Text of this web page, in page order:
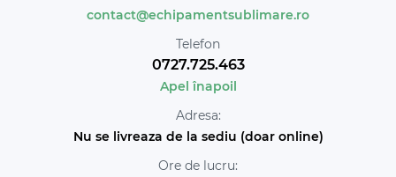
contact@echipamentsublimare.ro
Telefon
0727.725.463
Apel înapoil
Adresa:
Nu se livreaza de la sediu (doar online)
Ore de lucru: